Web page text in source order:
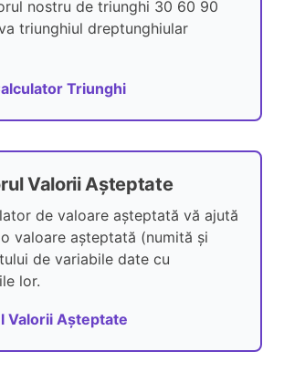
nostru de triunghi 30 60 90
triunghiul dreptunghiular
Triunghi
Valorii Așteptate
de valoare așteptată vă ajută
valoare așteptată (numită și
de variabile date cu
lor.
Valorii Așteptate